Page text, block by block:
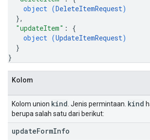
object (DeleteItemRequest)
},
"updateItem" : {
object (UpdateItemRequest)
}
}
Kolom
Kolom union kind . Jenis permintaan. kind
berupa salah satu dari berikut:
updateFormInfo